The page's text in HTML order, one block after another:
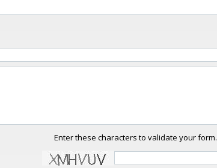
Enter these characters to validate your form.